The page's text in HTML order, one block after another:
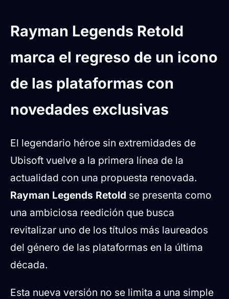
regreso de un icono de las
plataformas con novedades
exclusivas
exclusiva de GAME
Rayman Legends Retold
marca el regreso de un icono
de las plataformas con
novedades exclusivas
El legendario héroe sin extremidades de
Ubisoft vuelve a la primera línea de la
actualidad con una propuesta renovada.
Rayman Legends Retold se presenta como
una ambiciosa reedición que busca
revitalizar uno de los títulos más laureados
del género de las plataformas en la última
década.
Esta nueva versión no se limita a una simple